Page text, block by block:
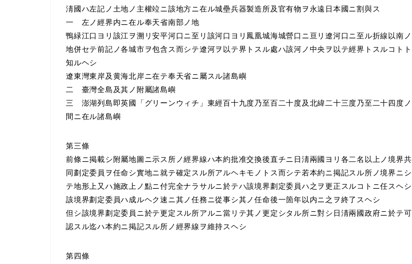
淸國ハ左記ノ土地ノ主權竝ニ該地方ニ在ル城壘兵器製造所及官有物ヲ永遠日本國ニ割與ス
一 左ノ經界内ニ在ル奉天省南部ノ地
鴨緑江口ヨリ該江ヲ溯リ安平河口ニ至リ該河口ヨリ鳳凰城海城營口ニ亘リ遼河口ニ至ル折線以南ノ
地併セテ前記ノ各城市ヲ包含ス而シテ遼河ヲ以テ界トスル處ハ該河ノ中央ヲ以テ經界トスルコトト
知ルヘシ
遼東灣東岸及黄海北岸ニ在テ奉天省ニ屬スル諸島嶼
二 臺灣全島及其ノ附屬諸島嶼
三 澎湖列島即英國「グリーンウィチ」東經百十九度乃至百二十度及北緯二十三度乃至二十四度ノ
間ニ在ル諸島嶼
第三條
前條ニ掲載シ附屬地圖ニ示ス所ノ經界線ハ本約批准交換後直チニ日淸兩國ヨリ各二名以上ノ境界共
同劃定委員ヲ任命シ實地ニ就テ確定スル所アルヘキモノトス而シテ若本約ニ掲記スル所ノ境界ニシ
テ地形上又ハ施政上ノ點ニ付完全ナラサルニ於テハ該境界劃定委員ハ之ヲ更正スルコトニ任スヘシ
該境界劃定委員ハ成ルヘク速ニ其ノ任務ニ從事シ其ノ任命後一箇年以内ニ之ヲ終了スヘシ
但シ該境界劃定委員ニ於テ更定スル所アルニ當リテ其ノ更定シタル所ニ對シ日淸兩國政府ニ於テ可
認スル迄ハ本約ニ掲記スル所ノ經界線ヲ維持スヘシ
第四條